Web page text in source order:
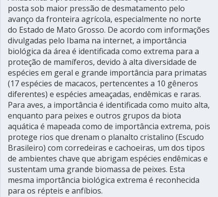
posta sob maior pressão de desmatamento pelo
avanço da fronteira agrícola, especialmente no norte
do Estado de Mato Grosso. De acordo com informações
divulgadas pelo Ibama na internet, a importância
biológica da área é identificada como extrema para a
proteção de mamíferos, devido à alta diversidade de
espécies em geral e grande importância para primatas
(17 espécies de macacos, pertencentes a 10 gêneros
diferentes) e espécies ameaçadas, endêmicas e raras.
Para aves, a importância é identificada como muito alta,
enquanto para peixes e outros grupos da biota
aquática é mapeada como de importância extrema, pois
protege rios que drenam o planalto cristalino (Escudo
Brasileiro) com corredeiras e cachoeiras, um dos tipos
de ambientes chave que abrigam espécies endêmicas e
sustentam uma grande biomassa de peixes. Esta
mesma importância biológica extrema é reconhecida
para os répteis e anfíbios.